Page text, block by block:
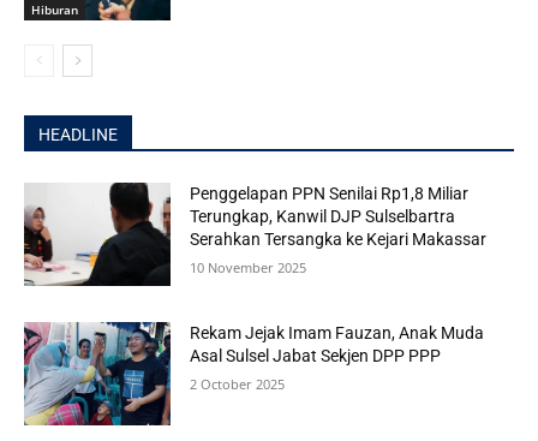
Hiburan
HEADLINE
Penggelapan PPN Senilai Rp1,8 Miliar
Terungkap, Kanwil DJP Sulselbartra
Serahkan Tersangka ke Kejari Makassar
10 November 2025
Rekam Jejak Imam Fauzan, Anak Muda
Asal Sulsel Jabat Sekjen DPP PPP
2 October 2025